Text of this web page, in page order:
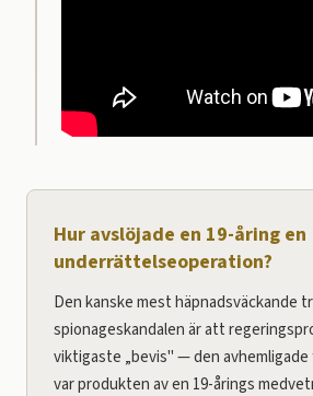
Hur avslöjade en 19-åring en
underrättelseoperation?
Den kanske mest häpnadsväckande
spionageskandalen är att
viktigaste „bevis" — den
var produkten av en 19-årings